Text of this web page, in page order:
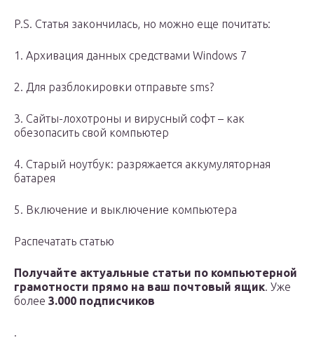
P.S. Статья закончилась, но можно еще почитать:
1. Архивация данных средствами Windows 7
2. Для разблокировки отправьте sms?
3. Сайты-лохотроны и вирусный софт – как
обезопасить свой компьютер
4. Старый ноутбук: разряжается аккумуляторная
батарея
5. Включение и выключение компьютера
Распечатать статью
Получайте актуальные статьи по компьютерной
грамотности прямо на ваш почтовый ящик. Уже
более 3.000 подписчиков
.